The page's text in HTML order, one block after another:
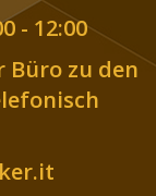
- 12:00
Büro zu den